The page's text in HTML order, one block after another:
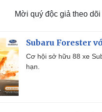
Mời quý độc giả theo
Subaru Forester
Cơ hội sở hữu 88 xe
hạn.